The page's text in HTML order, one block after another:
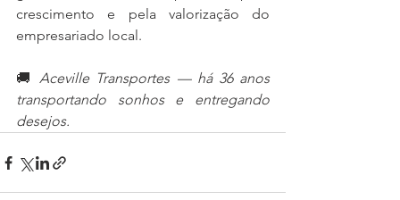
crescimento e pela valorização do
empresariado local.
🚚 Aceville Transportes — há 36 anos
transportando sonhos e entregando
desejos.